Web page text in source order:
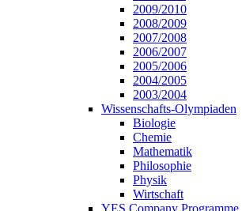
2009/2010
2008/2009
2007/2008
2006/2007
2005/2006
2004/2005
2003/2004
Wissenschafts-Olympiaden
Biologie
Chemie
Mathematik
Philosophie
Physik
Wirtschaft
YES Company Programme